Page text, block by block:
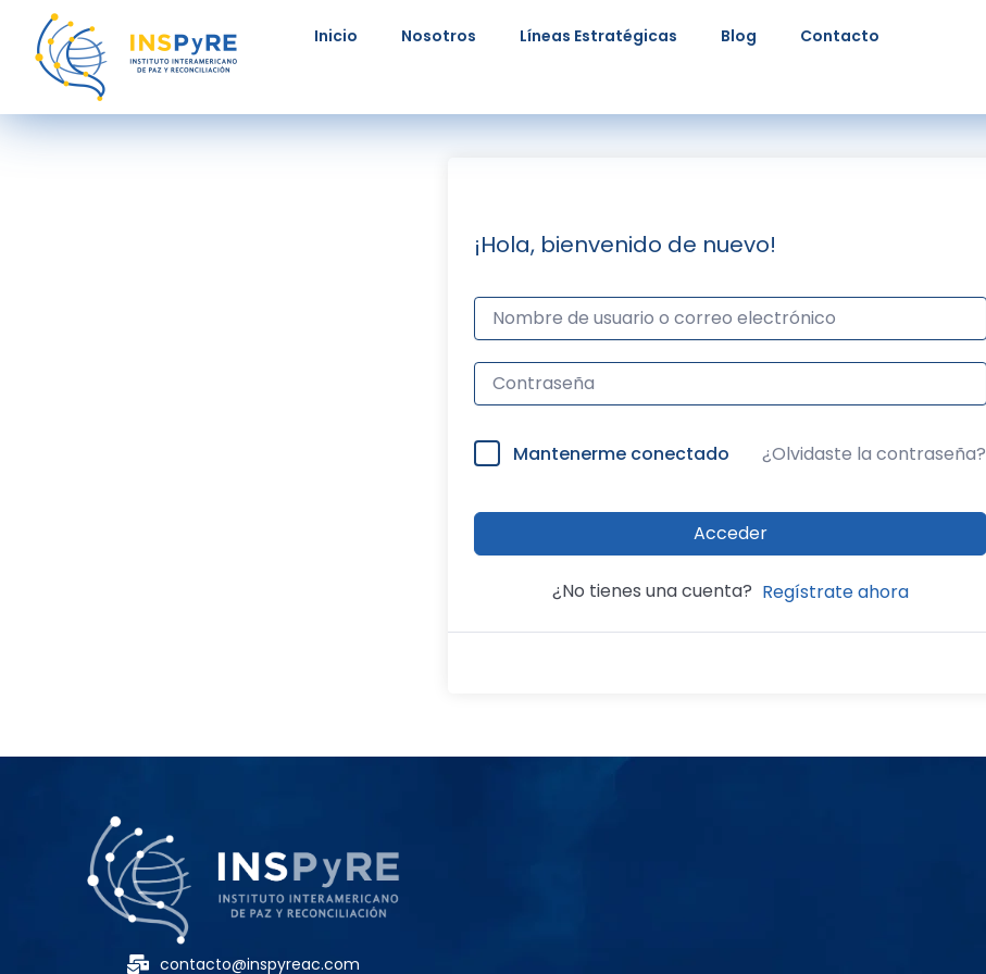
contenido
Inicio Nosotros Líneas Estratégicas Blog Contacto
¡Hola, bienvenido de nuevo!
Mantenerme conectado ¿Olvidaste la contraseña?
Acceder
¿No tienes una cuenta? Regístrate ahora
contacto@inspyreac.com